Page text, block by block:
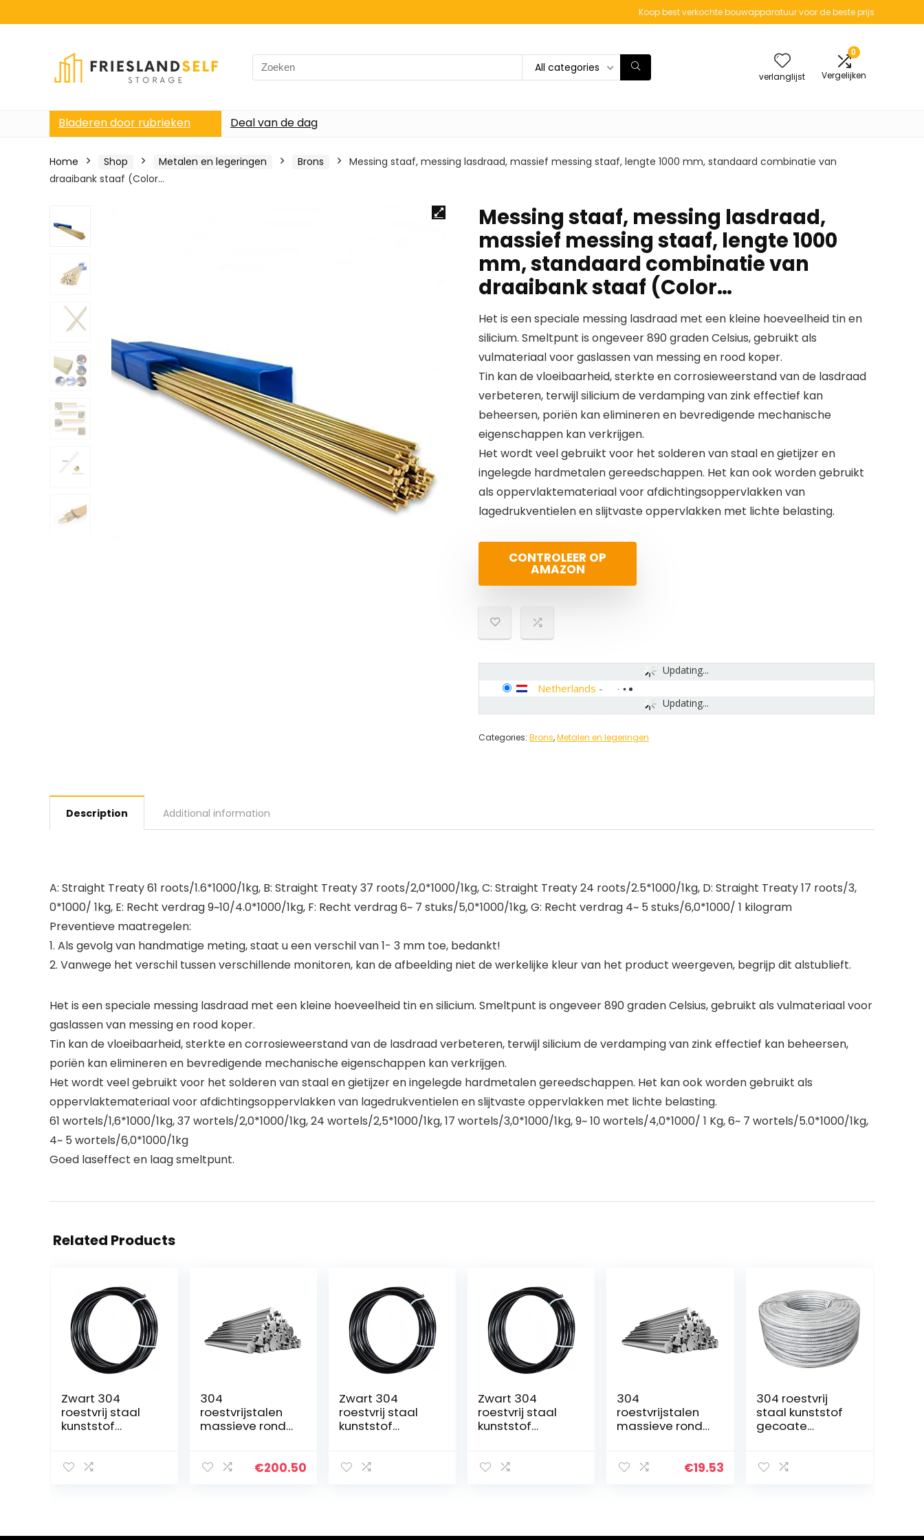
Koop best verkochte bouwapparatuur voor de beste prijs
Search
for:
All categories
verlanglijst
0
Vergelijken
Bladeren door rubrieken Deal van de dag
Home Shop Metalen en legeringen Brons
Messing staaf, messing lasdraad, massief messing staaf, lengte 1000 mm, standaard combinatie van
draaibank staaf (Color…
Messing staaf, messing lasdraad,
massief messing staaf, lengte 1000
mm, standaard combinatie van
draaibank staaf (Color…
Het is een speciale messing lasdraad met een kleine hoeveelheid tin en
silicium. Smeltpunt is ongeveer 890 graden Celsius, gebruikt als
vulmateriaal voor gaslassen van messing en rood koper.
Tin kan de vloeibaarheid, sterkte en corrosieweerstand van de lasdraad
verbeteren, terwijl silicium de verdamping van zink effectief kan
beheersen, poriën kan elimineren en bevredigende mechanische
eigenschappen kan verkrijgen.
Het wordt veel gebruikt voor het solderen van staal en gietijzer en
ingelegde hardmetalen gereedschappen. Het kan ook worden gebruikt
als oppervlaktemateriaal voor afdichtingsoppervlakken van
lagedrukventielen en slijtvaste oppervlakken met lichte belasting.
CONTROLEER OP
AMAZON
Updating...
Updating...
Netherlands -
Categories: Brons,Metalen en legeringen
Description Additional information
A: Straight Treaty 61 roots/1.6*1000/1kg, B: Straight Treaty 37 roots/2,0*1000/1kg, C: Straight Treaty 24 roots/2.5*1000/1kg, D: Straight Treaty 17 roots/3,
0*1000/ 1kg, E: Recht verdrag 9~10/4.0*1000/1kg, F: Recht verdrag 6~ 7 stuks/5,0*1000/1kg, G: Recht verdrag 4~ 5 stuks/6,0*1000/ 1 kilogram
Preventieve maatregelen:
1. Als gevolg van handmatige meting, staat u een verschil van 1- 3 mm toe, bedankt!
2. Vanwege het verschil tussen verschillende monitoren, kan de afbeelding niet de werkelijke kleur van het product weergeven, begrijp dit alstublieft.
Het is een speciale messing lasdraad met een kleine hoeveelheid tin en silicium. Smeltpunt is ongeveer 890 graden Celsius, gebruikt als vulmateriaal voor
gaslassen van messing en rood koper.
Tin kan de vloeibaarheid, sterkte en corrosieweerstand van de lasdraad verbeteren, terwijl silicium de verdamping van zink effectief kan beheersen,
poriën kan elimineren en bevredigende mechanische eigenschappen kan verkrijgen.
Het wordt veel gebruikt voor het solderen van staal en gietijzer en ingelegde hardmetalen gereedschappen. Het kan ook worden gebruikt als
oppervlaktemateriaal voor afdichtingsoppervlakken van lagedrukventielen en slijtvaste oppervlakken met lichte belasting.
61 wortels/1,6*1000/1kg, 37 wortels/2,0*1000/1kg, 24 wortels/2,5*1000/1kg, 17 wortels/3,0*1000/1kg, 9~ 10 wortels/4,0*1000/ 1 Kg, 6~ 7 wortels/5.0*1000/1kg,
4~ 5 wortels/6,0*1000/1kg
Goed laseffect en laag smeltpunt.
Related Products
Zwart 304
roestvrij staal
kunststof
touw, 7×7
geschikt…
304
roestvrijstalen
massieve ronde
staal,
€200.50
Zwart 304
roestvrij staal
kunststof
touw, 7×7
m…
Zwart 304
roestvrij staal
kunststof
touw, 7×7
m…
304
roestvrijstalen
massieve ronde
staal,
€19.53
304 roestvrij
staal kunststof
gecoate
diameter 0,7